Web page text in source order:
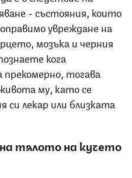
- състояния, които
увреждане на
мозъка и черния
кога
тогава
му, като се
си лекар или близката
тялото на кучето